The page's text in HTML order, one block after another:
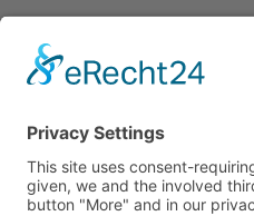
K REGISTRACI